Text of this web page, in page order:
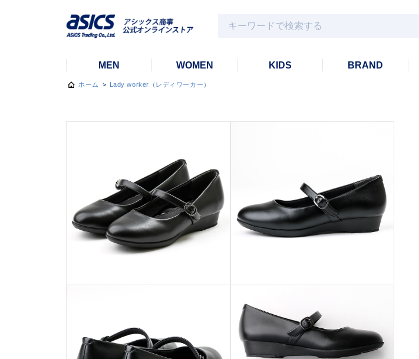
MEN WOMEN KIDS BRAND
ホーム > Lady worker（レディワーカー）